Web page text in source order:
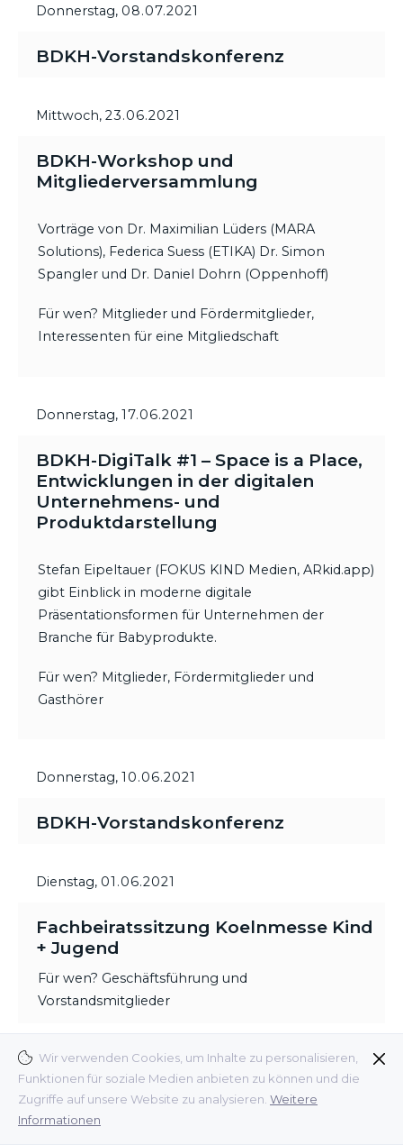
Wir verwenden Cookies, um Inhalte zu personalisieren,
Funktionen für soziale Medien anbieten zu können und die
Zugriffe auf unsere Website zu analysieren. Weitere
Informationen
Donnerstag, 08.07.2021
BDKH-Vorstandskonferenz
Mittwoch, 23.06.2021
BDKH-Workshop und
Mitgliederversammlung
Vorträge von Dr. Maximilian Lüders (MARA
Solutions), Federica Suess (ETIKA) Dr. Simon
Spangler und Dr. Daniel Dohrn (Oppenhoff)
Für wen? Mitglieder und Fördermitglieder,
Interessenten für eine Mitgliedschaft
Donnerstag, 17.06.2021
BDKH-DigiTalk #1 – Space is a Place,
Entwicklungen in der digitalen
Unternehmens- und
Produktdarstellung
Stefan Eipeltauer (FOKUS KIND Medien, ARkid.app)
gibt Einblick in moderne digitale
Präsentationsformen für Unternehmen der
Branche für Babyprodukte.
Für wen? Mitglieder, Fördermitglieder und
Gasthörer
Donnerstag, 10.06.2021
BDKH-Vorstandskonferenz
Dienstag, 01.06.2021
Fachbeiratssitzung Koelnmesse Kind
+ Jugend
Für wen? Geschäftsführung und
Vorstandsmitglieder
Dienstag,11.05.2021
BDKH-Workshop